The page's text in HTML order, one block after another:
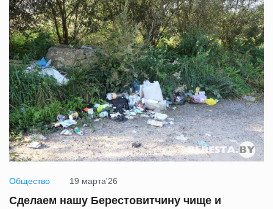
Общество 19 марта'26
Сделаем нашу Берестовитчину чище и